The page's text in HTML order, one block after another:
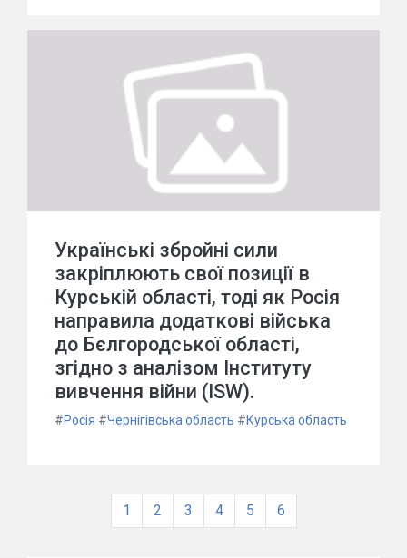
Українські збройні сили
закріплюють свої позиції в
Курській області, тоді як Росія
направила додаткові війська
до Бєлгородської області,
згідно з аналізом Інституту
вивчення війни (ISW).
#Росія #Чернігівська область #Курська область
1 2 3 4 5 6